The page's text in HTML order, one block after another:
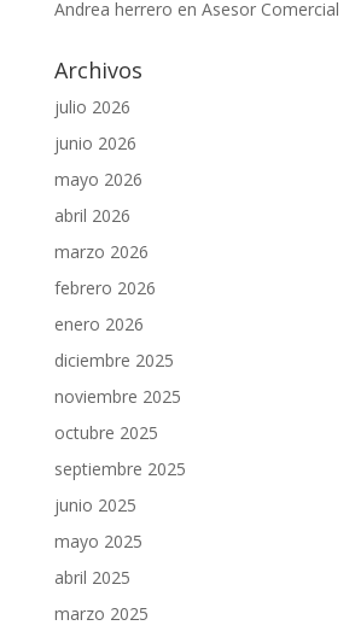
Andrea herrero en Asesor Comercial
Archivos
julio 2026
junio 2026
mayo 2026
abril 2026
marzo 2026
febrero 2026
enero 2026
diciembre 2025
noviembre 2025
octubre 2025
septiembre 2025
junio 2025
mayo 2025
abril 2025
marzo 2025